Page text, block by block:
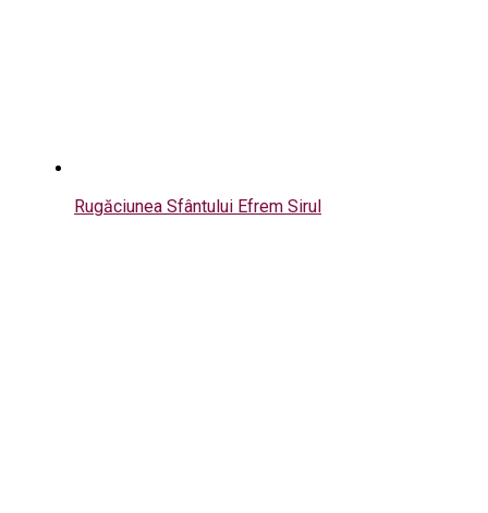
Rugăciunea Sfântului Efrem Sirul